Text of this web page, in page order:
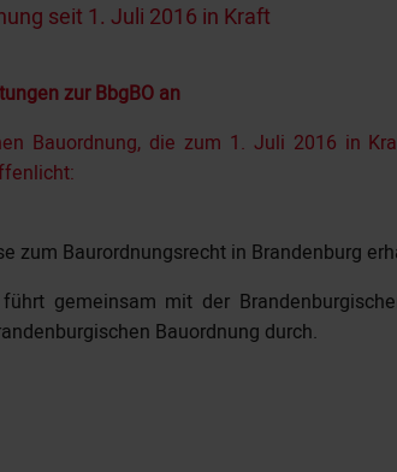
seit 1. Juli 2016 in Kraft
zur BbgBO an
Bauordnung, die zum 1. Juli 2016 in
zum Baurordnungsrecht in Brandenburg
gemeinsam mit der
Bauordnung durch.